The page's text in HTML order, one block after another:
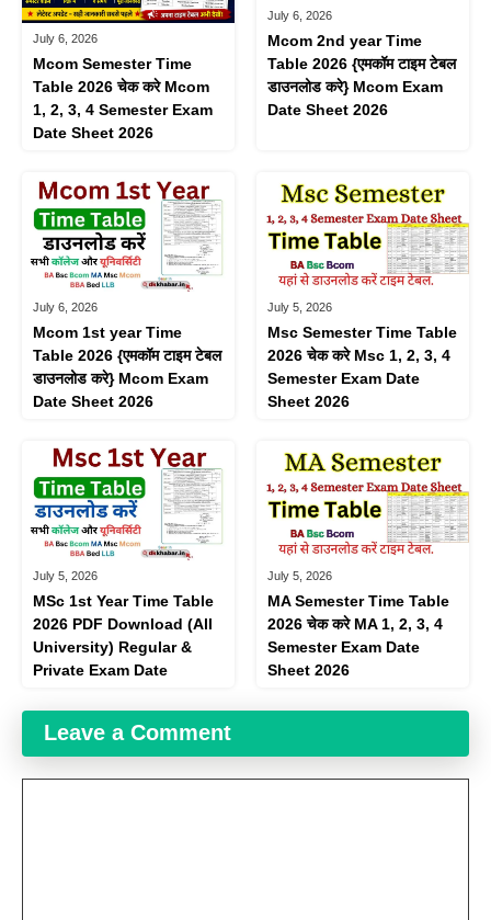
July 6, 2026
Mcom Semester Time
Table 2026 चेक करे Mcom
1, 2, 3, 4 Semester Exam
Date Sheet 2026
July 6, 2026
Mcom 2nd year Time
Table 2026 {एमकॉम टाइम टेबल
डाउनलोड करे} Mcom Exam
Date Sheet 2026
July 6, 2026
Mcom 1st year Time
Table 2026 {एमकॉम टाइम टेबल
डाउनलोड करे} Mcom Exam
Date Sheet 2026
July 5, 2026
Msc Semester Time Table
2026 चेक करे Msc 1, 2, 3, 4
Semester Exam Date
Sheet 2026
July 5, 2026
MSc 1st Year Time Table
2026 PDF Download (All
University) Regular &
Private Exam Date
July 5, 2026
MA Semester Time Table
2026 चेक करे MA 1, 2, 3, 4
Semester Exam Date
Sheet 2026
Leave a Comment